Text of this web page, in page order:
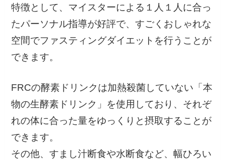
特徴として、マイスターによる１人１人に合っ
たパーソナル指導が好評で、すごくおしゃれな
空間でファスティングダイエットを行うことが
できます。
FRCの酵素ドリンクは加熱殺菌していない「本
物の生酵素ドリンク」を使用しており、それぞ
れの体に合った量をゆっくりと摂取することが
できます。
その他、すまし汁断食や水断食など、幅ひろい